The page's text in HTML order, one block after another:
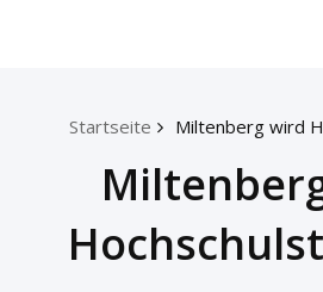
Startseite Miltenberg wird